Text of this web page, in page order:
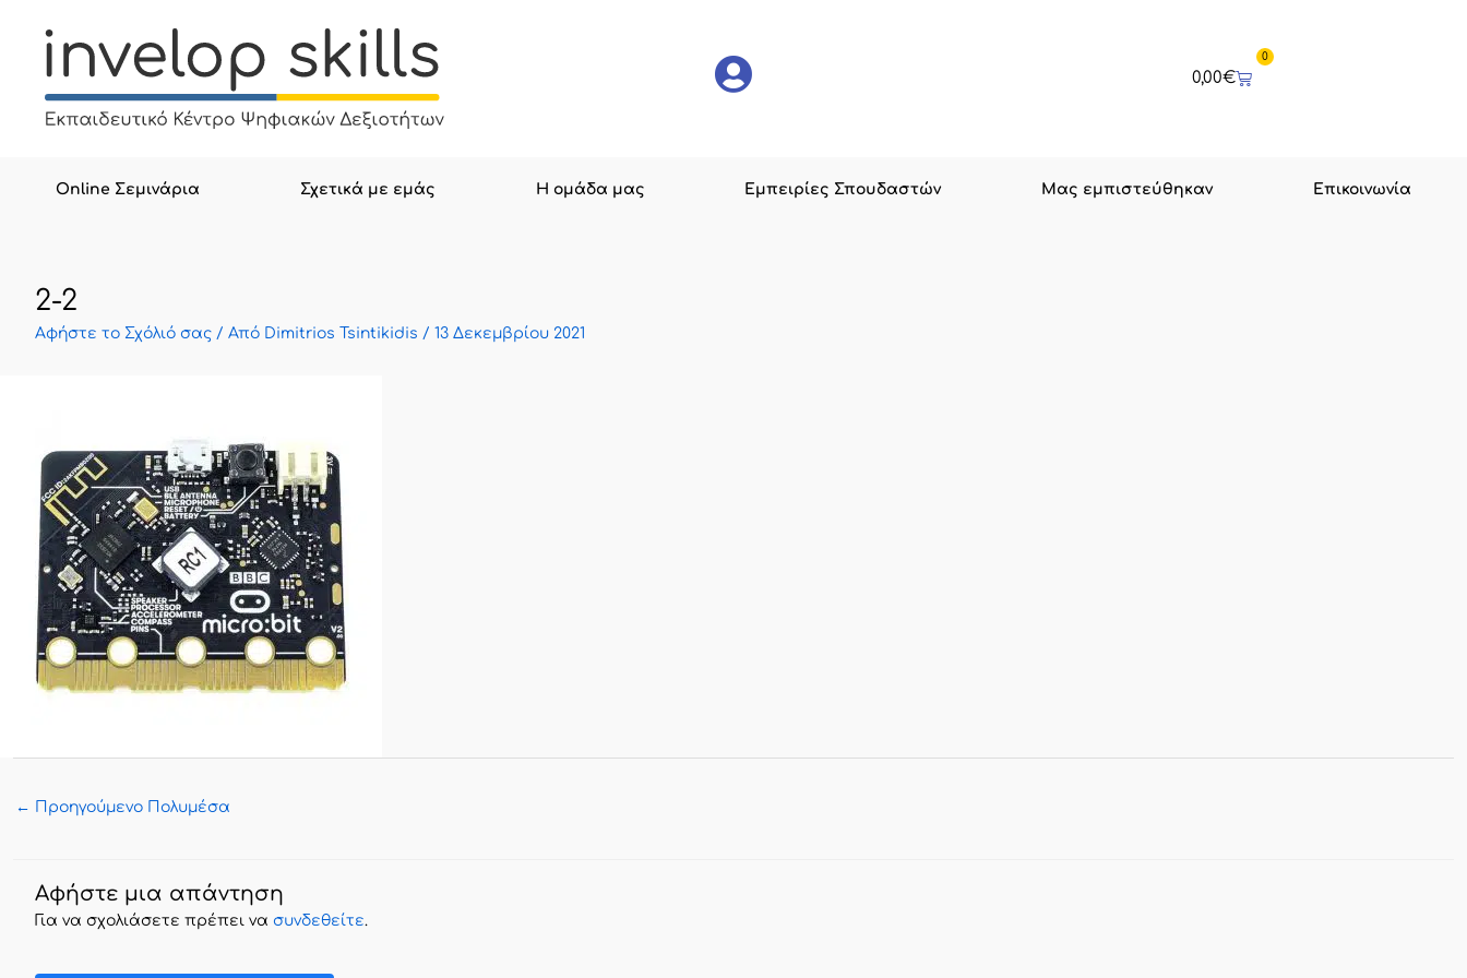
0,00€
0
Cart
Online Σεμινάρια Σχετικά με εμάς Η ομάδα μας Εμπειρίες Σπουδαστών Μας εμπιστεύθηκαν Επικοινωνία
2-2
Αφήστε το Σχόλιό σας / Από Dimitrios Tsintikidis / 13 Δεκεμβρίου 2021
← Προηγούμενο Πολυμέσα
Αφήστε μια απάντηση
Για να σχολιάσετε πρέπει να συνδεθείτε.